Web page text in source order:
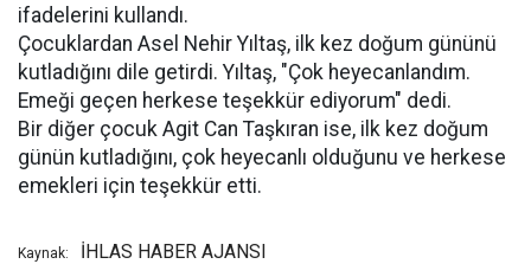
ifadelerini kullandı.
Çocuklardan Asel Nehir Yıltaş, ilk kez doğum gününü
kutladığını dile getirdi. Yıltaş, "Çok heyecanlandım.
Emeği geçen herkese teşekkür ediyorum" dedi.
Bir diğer çocuk Agit Can Taşkıran ise, ilk kez doğum
günün kutladığını, çok heyecanlı olduğunu ve herkese
emekleri için teşekkür etti.
Kaynak: İHLAS HABER AJANSI